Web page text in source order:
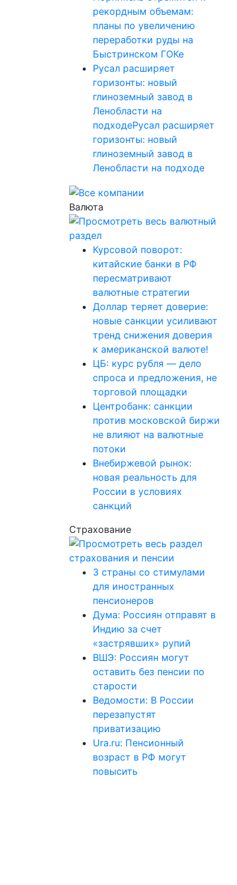
рекордным объемам:
планы по увеличению
переработки руды на
Быстринском ГОКе
Русал расширяет
горизонты: новый
глиноземный завод в
Ленобласти на
подходеРусал расширяет
горизонты: новый
глиноземный завод в
Ленобласти на подходе
Валюта
Курсовой поворот:
китайские банки в РФ
пересматривают
валютные стратегии
Доллар теряет доверие:
новые санкции усиливают
тренд снижения доверия
к американской валюте!
ЦБ: курс рубля — дело
спроса и предложения, не
торговой площадки
Центробанк: санкции
против московской биржи
не влияют на валютные
потоки
Внебиржевой рынок:
новая реальность для
России в условиях
санкций
Страхование
3 страны со стимулами
для иностранных
пенсионеров
Дума: Россиян отправят в
Индию за счет
«застрявших» рупий
ВШЭ: Россиян могут
оставить без пенсии по
старости
Ведомости: В России
перезапустят
приватизацию
Ura.ru: Пенсионный
возраст в РФ могут
повысить